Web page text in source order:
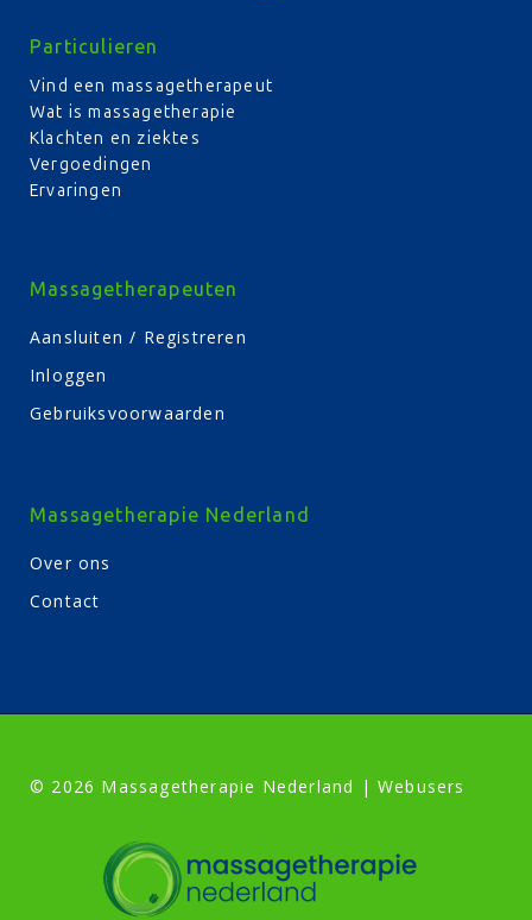
Particulieren
Vind een massagetherapeut
Wat is massagetherapie
Klachten en ziektes
Vergoedingen
Ervaringen
Massagetherapeuten
Aansluiten / Registreren
Inloggen
Gebruiksvoorwaarden
Massagetherapie Nederland
Over ons
Contact
© 2026 Massagetherapie Nederland | Webusers